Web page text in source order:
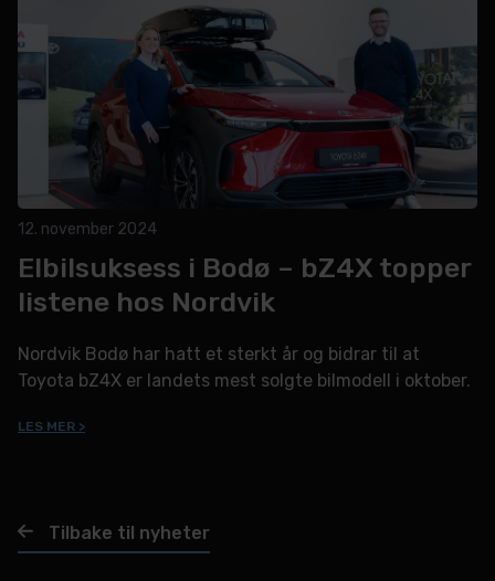
12. november 2024
Elbilsuksess i Bodø – bZ4X topper
listene hos Nordvik
Nordvik Bodø har hatt et sterkt år og bidrar til at
Toyota bZ4X er landets mest solgte bilmodell i oktober.
LES MER >
Tilbake til nyheter